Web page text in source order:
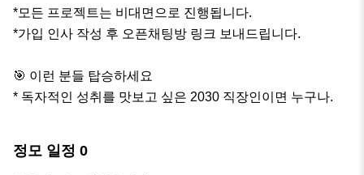
*모든 프로젝트는 비대면으로 진행됩니다.
*가입 인사 작성 후 오픈채팅방 링크 보내드립니다.
🎯 이런 분들 탑승하세요
* 독자적인 성취를 맛보고 싶은 2030 직장인이면 누구나.
정모 일정 0